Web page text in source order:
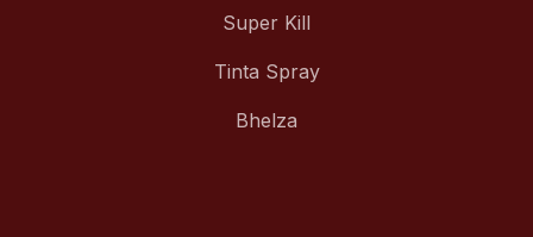
Super Kill
Tinta Spray
Bhelza